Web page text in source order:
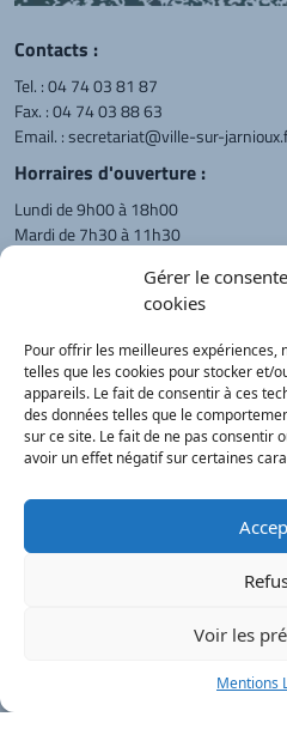
Gérer le
cookies
Pour offrir les meilleures expériences,
telles que les cookies pour stocker et/
appareils. Le fait de consentir à ces
des données telles que le
sur ce site. Le fait de ne pas consentir
avoir un effet négatif sur certaines
Voir les
Mentions
Contacts :
Tel. :04 74 03 81 87
Fax. : 04 74 03 88 63
Email. :secretariat@ville-sur-
Horraires d'ouverture :
Lundi de 9h00 à 18h00
Mardi de 7h30 à 11h30
Vendredi de 8h00 à 11h30 et de
Monsieur le Maire et les adjoints
reçoivent sur rendez-vous.
Retour à l'accueil Actualités PanneauPocket
légales
Correspondants de Presse :
LE PATRIOTE - Beaujolais Val